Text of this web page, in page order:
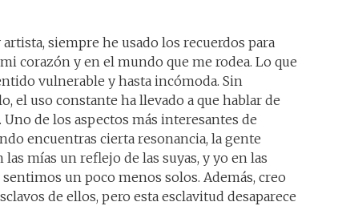
siempre he usado los recuerdos para
corazón y en el mundo que me rodea. Lo que
vulnerable y hasta incómoda. Sin
el uso constante ha llevado a que hablar de
de los aspectos más interesantes de
encuentras cierta resonancia, la gente
mías un reflejo de las suyas, y yo en las
un poco menos solos. Además, creo
de ellos, pero esta esclavitud desaparece